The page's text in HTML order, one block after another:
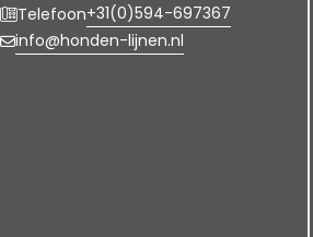
Telefoon+31(0)594-697367
info@honden-lijnen.nl